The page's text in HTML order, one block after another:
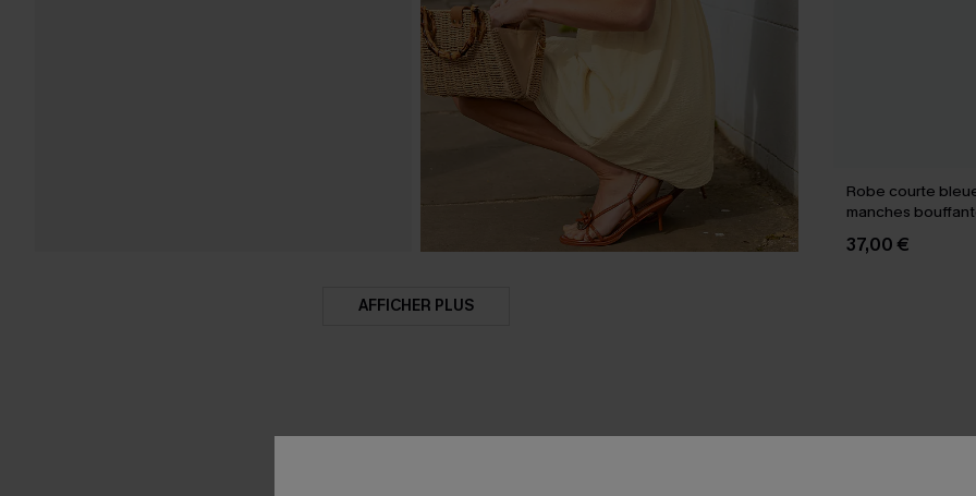
AFFICHER PLUS
Robe courte
manches
37,00 €